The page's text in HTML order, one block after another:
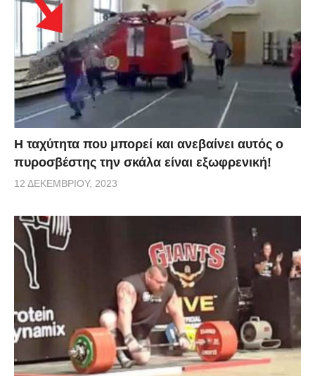
Η ταχύτητα που μπορεί και ανεβαίνει αυτός ο
πυροσβέστης την σκάλα είναι εξωφρενική!
12 ΔΕΚΕΜΒΡΊΟΥ, 2023